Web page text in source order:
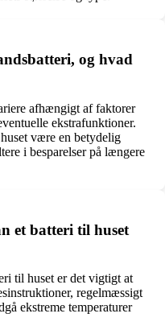
og hvad
afhængigt af faktorer
ekstrafunktioner.
være en betydelig
i besparelser på længere
et batteri til huset
til huset er det vigtigt at
regelmæssigt
ekstreme temperaturer